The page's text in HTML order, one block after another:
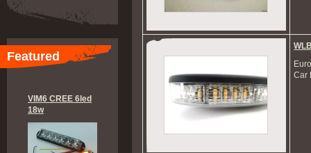
Featured
VIM6 CREE 6led
18w
Car